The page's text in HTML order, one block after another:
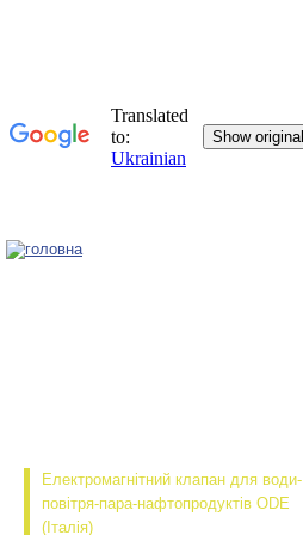
Електромагнітний клапан для води-
повітря-пара-нафтопродуктів ODE
(Італія)